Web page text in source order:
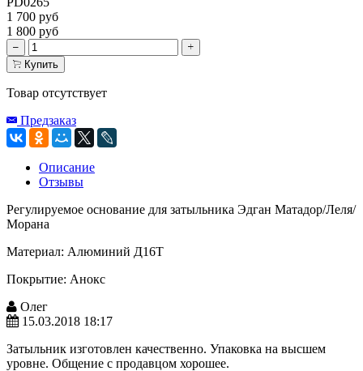
1 700 руб
1 800 руб
Купить
Товар отсутствует
Предзаказ
Описание
Отзывы
Регулируемое основание для затыльника Эдган Матадор/Леля/
Морана
Материал: Алюминий Д16Т
Покрытие: Анокс
Олег
15.03.2018 18:17
Затыльник изготовлен качественно. Упаковка на высшем
уровне. Общение с продавцом хорошее.